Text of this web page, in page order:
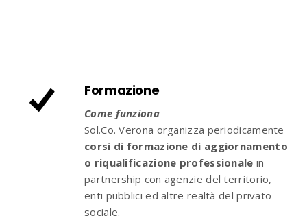
Formazione
Come funziona
Sol.Co. Verona organizza periodicamente
corsi di formazione di aggiornamento
o riqualificazione professionale in
partnership con agenzie del territorio,
enti pubblici ed altre realtà del privato
sociale.